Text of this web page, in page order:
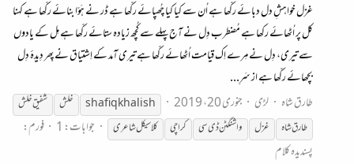
غزل خواہشِ دل دبائے رکّھا ہے اُن سے کیا کیا چُھپائے رکّھا ہے ڈر نے ہَوّا بنائے رکّھا ہے کہنا
کل پر اُٹھائے رکھا ہے مُضطرب دِل نے آج پہلے سے کُچھ زیادہ ستائے رکّھا ہے مِل کے یادوں
سے تیری، دِل نے مِرے اِک قیامت اُٹھائے رکّھا ہے تیری آمد کے اِشتیاق نے پِھر دِیدۂ دِل
بچھائے رکّھا ہے از سَرِ...
طارق شاہ
لڑی جنوری 20، 2019 shafiq khalish خلش شفیقخلش
طارق شاہ
غزل واشنگٹن ڈی سی کراچی کلاسیکل شاعری جوابات: 1
فورم:
پسندیدہ کلام